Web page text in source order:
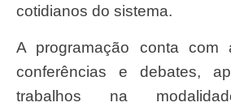
cotidianos do sistema.
A programação conta com a realização de
conferências e debates,
trabalhos na